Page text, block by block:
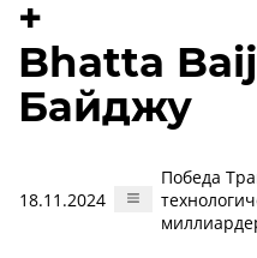
+
Bhatta
Байджу
18.11.2024
Победа